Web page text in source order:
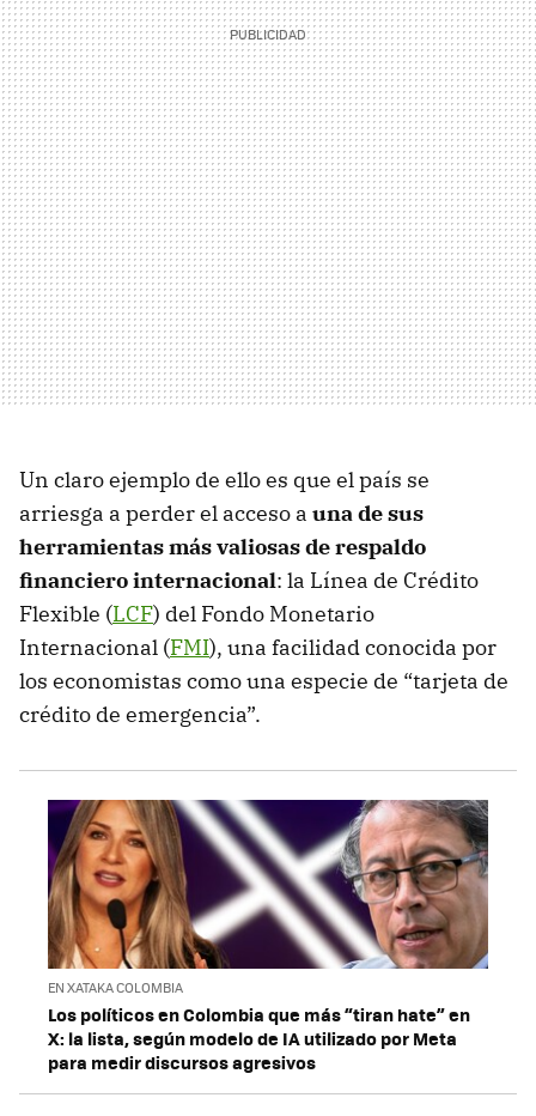
Un claro ejemplo de ello es que el país se
arriesga a perder el acceso a una de sus
herramientas más valiosas de respaldo
financiero internacional: la Línea de Crédito
Flexible (LCF) del Fondo Monetario
Internacional (FMI), una facilidad conocida por
los economistas como una especie de “tarjeta de
crédito de emergencia”.
EN XATAKA COLOMBIA
Los políticos en Colombia que más “tiran hate” en
X: la lista, según modelo de IA utilizado por Meta
para medir discursos agresivos